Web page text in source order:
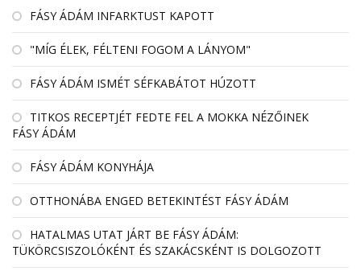
FÁSY ÁDÁM INFARKTUST KAPOTT
"MÍG ÉLEK, FÉLTENI FOGOM A LÁNYOM"
FÁSY ÁDÁM ISMÉT SÉFKABÁTOT HÚZOTT
TITKOS RECEPTJÉT FEDTE FEL A MOKKA NÉZŐINEK
FÁSY ÁDÁM
FÁSY ÁDÁM KONYHÁJA
OTTHONÁBA ENGED BETEKINTÉST FÁSY ÁDÁM
HATALMAS UTAT JÁRT BE FÁSY ÁDÁM:
TÜKÖRCSISZOLÓKÉNT ÉS SZAKÁCSKÉNT IS DOLGOZOTT